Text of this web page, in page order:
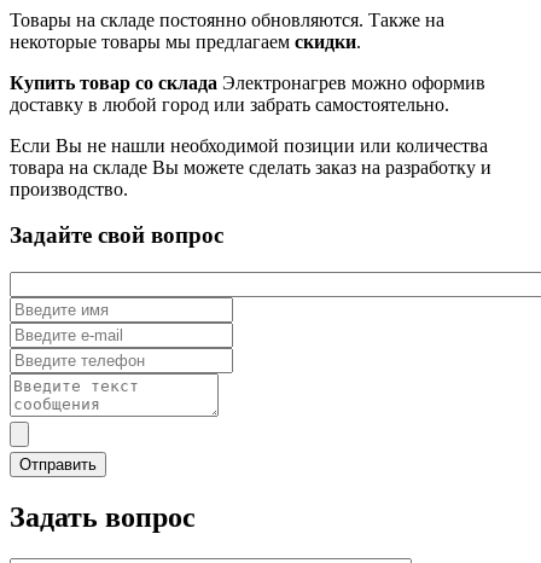
Товары на складе постоянно обновляются. Также на
некоторые товары мы предлагаем скидки.
Купить товар со склада Электронагрев можно оформив
доставку в любой город или забрать самостоятельно.
Если Вы не нашли необходимой позиции или количества
товара на складе Вы можете сделать заказ на разработку и
производство.
Задайте свой вопрос
Задать вопрос